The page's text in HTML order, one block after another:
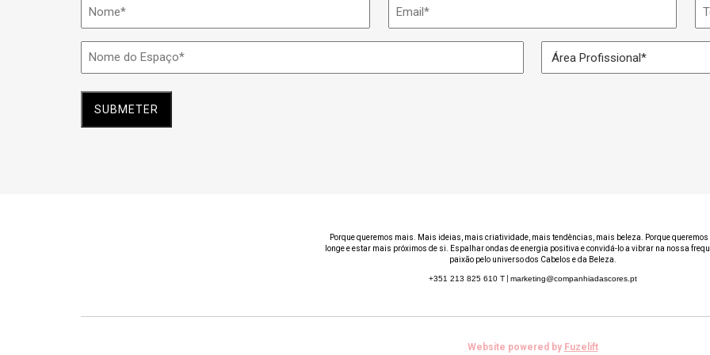
Nome Email
Nome
do
Área
Profissional
Porque queremos mais. Mais ideias, mais criatividade, mais tendências, mais beleza. Porque
longe e estar mais próximos de si. Espalhar ondas de energia positiva e convidá-lo a vibrar na nossa
paixão pelo universo dos Cabelos e da Beleza.
+351 213 825 610 T| marketing@companhiadascores.pt
Website powered by Fuzelift